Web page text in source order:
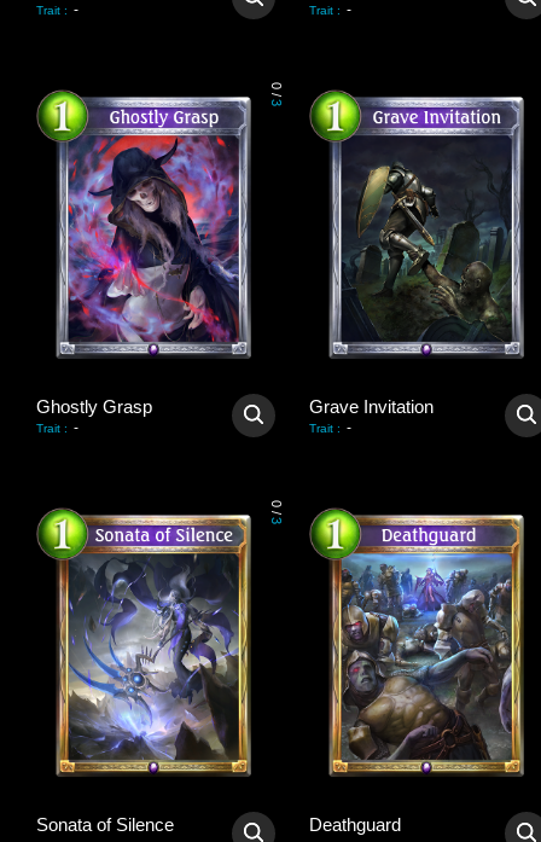
Trait : - Trait : -
0
/
3
Ghostly Grasp
Trait : -
Grave Invitation
Trait : -
0
/
3
Sonata of Silence Deathguard